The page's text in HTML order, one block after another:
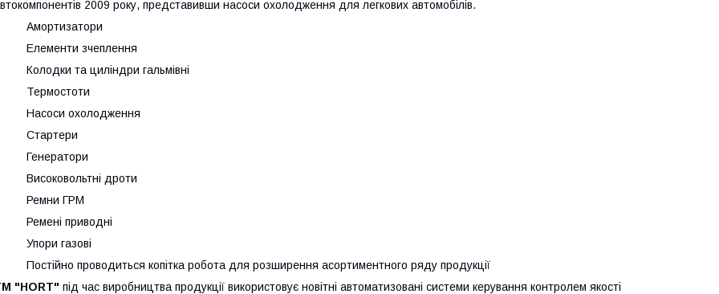
2009 року, представивши насоси охолодження для легкових автомобілів.
Амортизатори
Елементи зчеплення
Колодки та циліндри гальмівні
Термостоти
Насоси охолодження
Стартери
Генератори
Високовольтні дроти
Ремни ГРМ
Ремені приводні
Упори газові
Постійно проводиться копітка робота для розширення асортиментного ряду продукції
"HORT" під час виробництва продукції використовує новітні автоматизовані системи керування контролем якості